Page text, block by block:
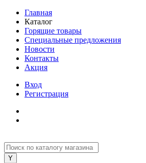
Главная
Каталог
Горящие товары
Специальные предложения
Новости
Контакты
Акция
Вход
Регистрация